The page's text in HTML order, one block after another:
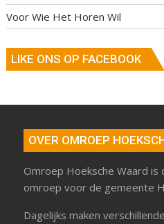
Voor Wie Het Horen Wil
LIKE ONS OP FACEBOOK
OVER OMROEP
Omroep Hoeksche Waard is
omroep voor de gemeente
Dagelijks maken